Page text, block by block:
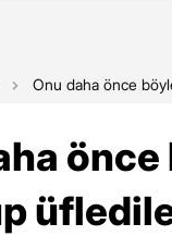
Onu daha önce